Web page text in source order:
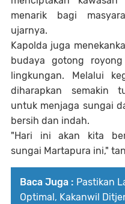
menarik bagi
ujarnya.
Kapolda juga
budaya gotong
lingkungan. Melalui
diharapkan semakin
untuk menjaga sungai
bersih dan indah.
"Hari ini akan kita
sungai Martapura ini,"
Baca Juga : Pastikan
Optimal, Kakanwil